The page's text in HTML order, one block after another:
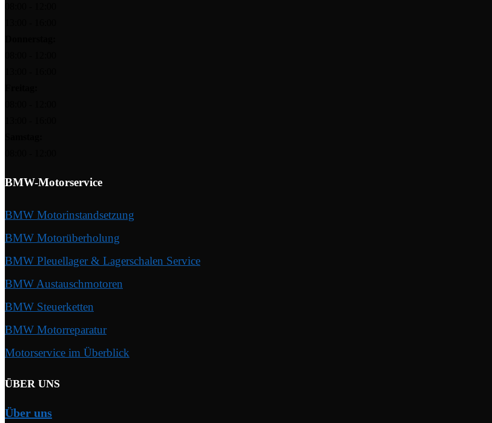
BMW-Motorservice
BMW Motorinstandsetzung
BMW Motorüberholung
BMW Pleuellager & Lagerschalen Service
BMW Austauschmotoren
BMW Steuerketten
BMW Motorreparatur
Motorservice im Überblick
ÜBER UNS
Über uns